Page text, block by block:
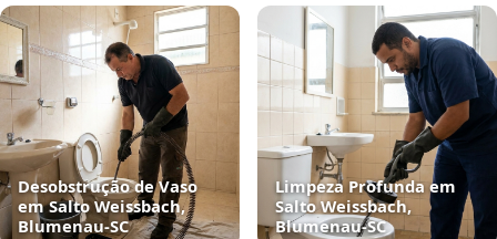
Desobstrução de Vaso
em Salto Weissbach,
Blumenau‑SC
Limpeza Profunda em
Salto Weissbach,
Blumenau‑SC